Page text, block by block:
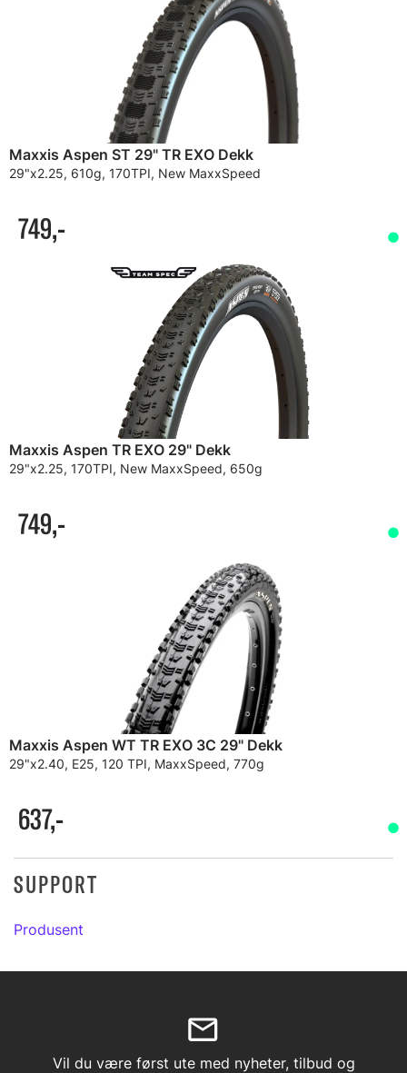
Maxxis Aspen ST 29" TR EXO Dekk
29"x2.25, 610g, 170TPI, New MaxxSpeed
749,-
Maxxis Aspen TR EXO 29" Dekk
29"x2.25, 170TPI, New MaxxSpeed, 650g
749,-
Maxxis Aspen WT TR EXO 3C 29" Dekk
29"x2.40, E25, 120 TPI, MaxxSpeed, 770g
637,-
SUPPORT
Produsent
Vil du være først ute med nyheter, tilbud og